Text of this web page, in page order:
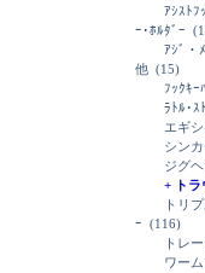
ｱｼｽﾄﾌ
ｰ･ﾎﾙﾀﾞｰ
ｱｼﾞ・
他 (15)
ﾌｯｸｷｰ
ﾗﾄﾙ･ｽ
エギ
シン
ジグ
+ トラ
トリ
ｰ (116)
トレ
ワー